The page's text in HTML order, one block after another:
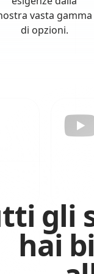
vasta gamma
di opzioni.
gli
hai